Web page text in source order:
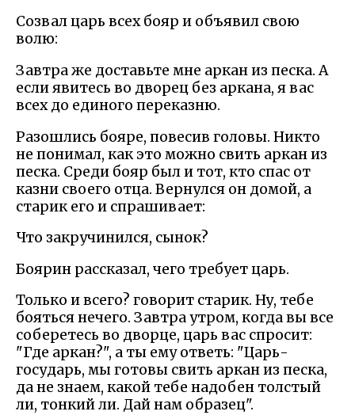
Созвал царь всех бояр и объявил свою
волю:
Завтра же доставьте мне аркан из песка. А
если явитесь во дворец без аркана, я вас
всех до единого переказню.
Разошлись бояре, повесив головы. Никто
не понимал, как это можно свить аркан из
песка. Среди бояр был и тот, кто спас от
казни своего отца. Вернулся он домой, а
старик его и спрашивает:
Что закручинился, сынок?
Боярин рассказал, чего требует царь.
Только и всего? говорит старик. Ну, тебе
бояться нечего. Завтра утром, когда вы все
соберетесь во дворце, царь вас спросит:
"Где аркан?", а ты ему ответь: "Царь-
государь, мы готовы свить аркан из песка,
да не знаем, какой тебе надобен толстый
ли, тонкий ли. Дай нам образец".